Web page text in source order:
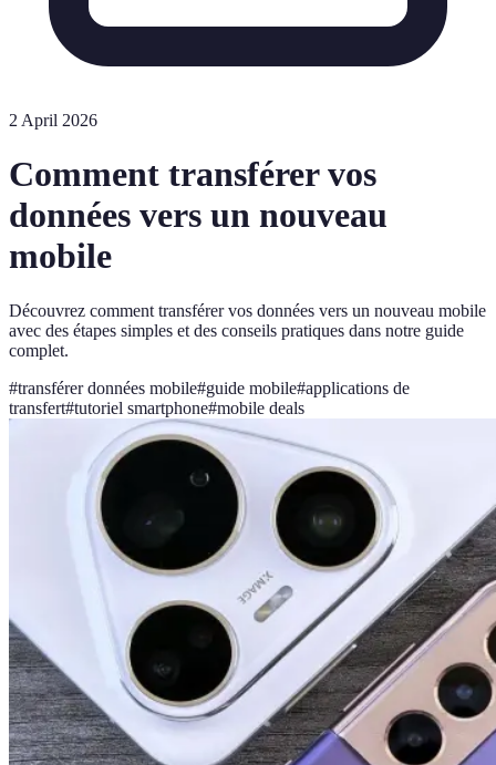
2 April 2026
Comment transférer vos
données vers un nouveau
mobile
Découvrez comment transférer vos données vers un nouveau mobile
avec des étapes simples et des conseils pratiques dans notre guide
complet.
#transférer données mobile#guide mobile#applications de
transfert#tutoriel smartphone#mobile deals